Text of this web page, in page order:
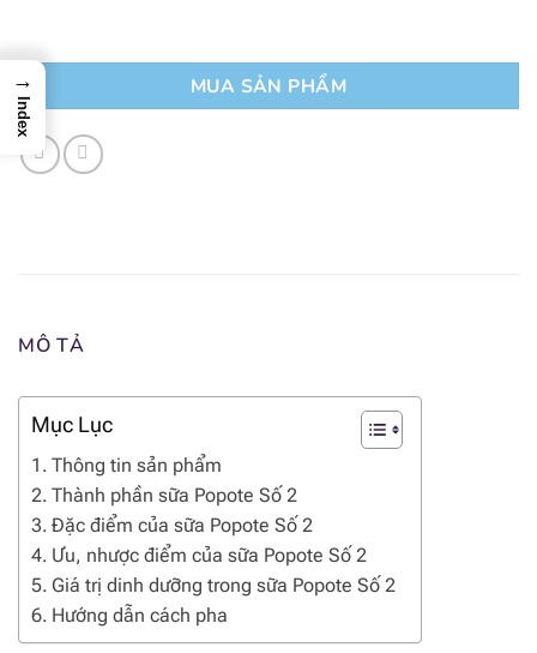
MUA SẢN PHẨM
MÔ TẢ
Mục Lục
Thông tin sản phẩm
Thành phần sữa Popote Số 2
Đặc điểm của sữa Popote Số 2
Ưu, nhược điểm của sữa Popote Số 2
Giá trị dinh dưỡng trong sữa Popote Số 2
Hướng dẫn cách pha
→
Index